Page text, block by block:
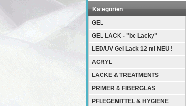
Kategorien
GEL
GEL LACK - "be Lacky"
LED/UV Gel Lack 12 ml NEU !
ACRYL
LACKE & TREATMENTS
PRIMER & FIBERGLAS
PFLEGEMITTEL & HYGIENE